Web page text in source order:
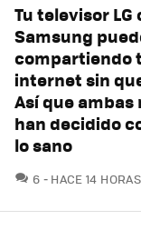
Tu televisor LG
Samsung
compartiendo
internet sin
Así que ambas
han decidido
lo sano
6 COMENTARIOS
HACE 14 HORAS